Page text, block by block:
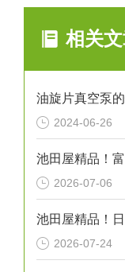
相关
油旋片真空泵
2024-06-26
2026-07-06
2026-07-24